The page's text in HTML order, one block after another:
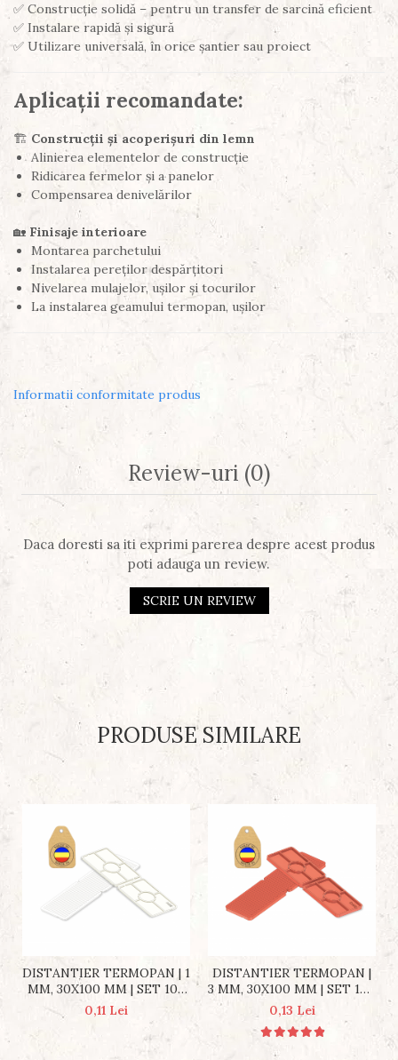
✅ Construcție solidă – pentru un transfer de sarcină eficient
✅ Instalare rapidă și sigură
✅ Utilizare universală, în orice șantier sau proiect
Aplicații recomandate:
🏗️ Construcții și acoperișuri din lemn
Alinierea elementelor de construcție
Ridicarea fermelor și a panelor
Compensarea denivelărilor
🏡 Finisaje interioare
Montarea parchetului
Instalarea pereților despărțitori
Nivelarea mulajelor, ușilor și tocurilor
La instalarea geamului termopan, ușilor
Informatii conformitate produs
Review-uri (0)
Daca doresti sa iti exprimi parerea despre acest produs
poti adauga un review.
SCRIE UN REVIEW
PRODUSE SIMILARE
DISTANTIER TERMOPAN | 1
MM, 30X100 MM | SET 100
BUCĂȚI
0,11 Lei
DISTANTIER TERMOPAN |
3 MM, 30X100 MM | SET 100
BUCĂȚI
0,13 Lei